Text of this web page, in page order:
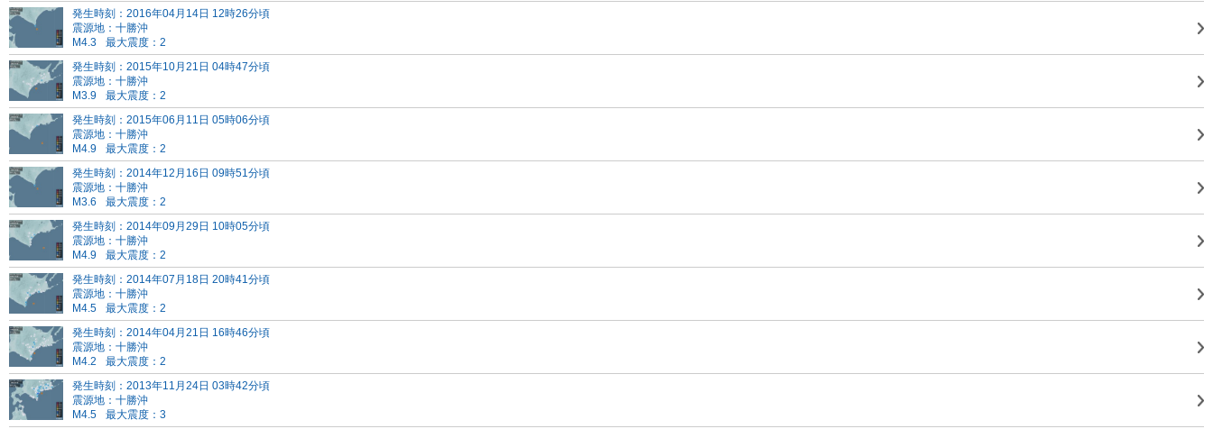
発生時刻：2016年04月14日 12時26分頃
震源地：十勝沖
M4.3
最大震度：2
発生時刻：2015年10月21日 04時47分頃
震源地：十勝沖
M3.9
最大震度：2
発生時刻：2015年06月11日 05時06分頃
震源地：十勝沖
M4.9
最大震度：2
発生時刻：2014年12月16日 09時51分頃
震源地：十勝沖
M3.6
最大震度：2
発生時刻：2014年09月29日 10時05分頃
震源地：十勝沖
M4.9
最大震度：2
発生時刻：2014年07月18日 20時41分頃
震源地：十勝沖
M4.5
最大震度：2
発生時刻：2014年04月21日 16時46分頃
震源地：十勝沖
M4.2
最大震度：2
発生時刻：2013年11月24日 03時42分頃
震源地：十勝沖
M4.5
最大震度：3